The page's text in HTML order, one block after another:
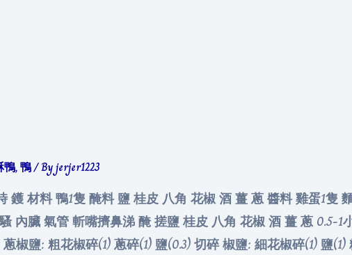
鴨,鴨/ Byjerjer1223
鑊 材料 鴨1隻 醃料 鹽 桂皮 八角 花椒 酒 薑 蔥 醬料 雞蛋1隻
內臟 氣管 斬嘴擠鼻涕 醃 搓鹽 桂皮 八角 花椒 酒 薑 蔥 0.5-
椒鹽: 粗花椒碎(1) 蔥碎(1) 鹽(0.3) 切碎 椒鹽: 細花椒碎(1) 鹽